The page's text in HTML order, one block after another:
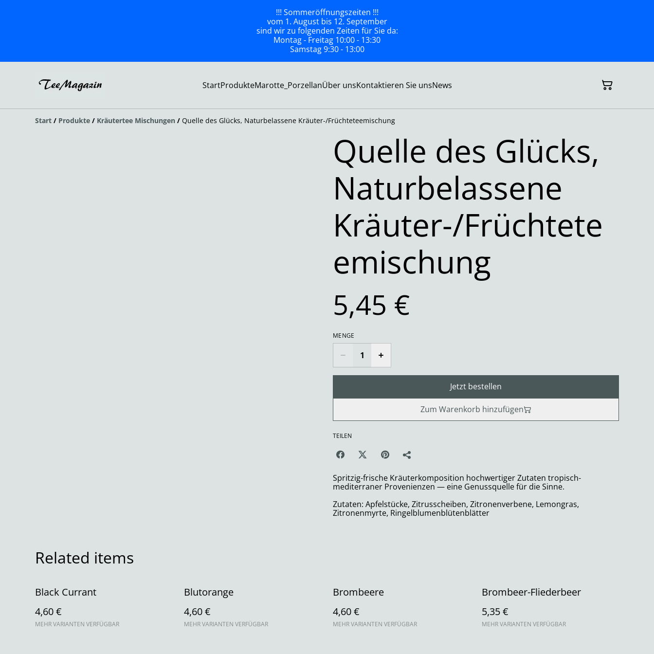
!!! Sommeröffnungszeiten !!!
vom 1. August bis 12. September
sind wir zu folgenden Zeiten für Sie da:
Montag - Freitag 10:00 - 13:30
Samstag 9:30 - 13:00
StartProdukteMarotte_PorzellanÜber unsKontaktieren Sie unsNews
Start / Produkte / Kräutertee Mischungen / Quelle des Glücks, Naturbelassene Kräuter-/Früchteteemischung
Quelle des Glücks,
Naturbelassene
Kräuter-/Früchtete
emischung
5,45 €
MENGE
Jetzt bestellen
Zum Warenkorb hinzufügen
TEILEN
Spritzig-frische Kräuterkomposition hochwertiger Zutaten tropisch-
mediterraner Provenienzen — eine Genussquelle für die Sinne.
Zutaten: Apfelstücke, Zitrusscheiben, Zitronenverbene, Lemongras,
Zitronenmyrte, Ringelblumenblütenblätter
Related items
Black Currant
4,60 €
MEHR VARIANTEN VERFÜGBAR
Blutorange
4,60 €
MEHR VARIANTEN VERFÜGBAR
Brombeere
4,60 €
MEHR VARIANTEN VERFÜGBAR
Brombeer-Fliederbeer
5,35 €
MEHR VARIANTEN VERFÜGBAR